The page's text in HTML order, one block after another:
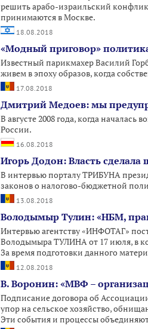
решить арабо-израильский
принимаются в Москве.
18.08.2018
«Модный приговор»
Известный парикмахер Василий
живем в эпоху образов, когда
17.08.2018
Дмитрий Медоев: мы
В августе 2008 года, когда
России.
16.08.2018
Игорь Додон: Власть
В интервью порталу ТРИБУНА
законов о налогово-бюджетной
13.08.2018
Володымыр Тулин: «НБМ,
Интервью агентству «ИНФОТАГ»
Володымыра ТУЛИНА от 17 июля, в
За время подготовки данного
12.08.2018
В. Воронин: «МВФ –
Подписание договора об
упор на сельское хозяйство,
Эти события и процессы